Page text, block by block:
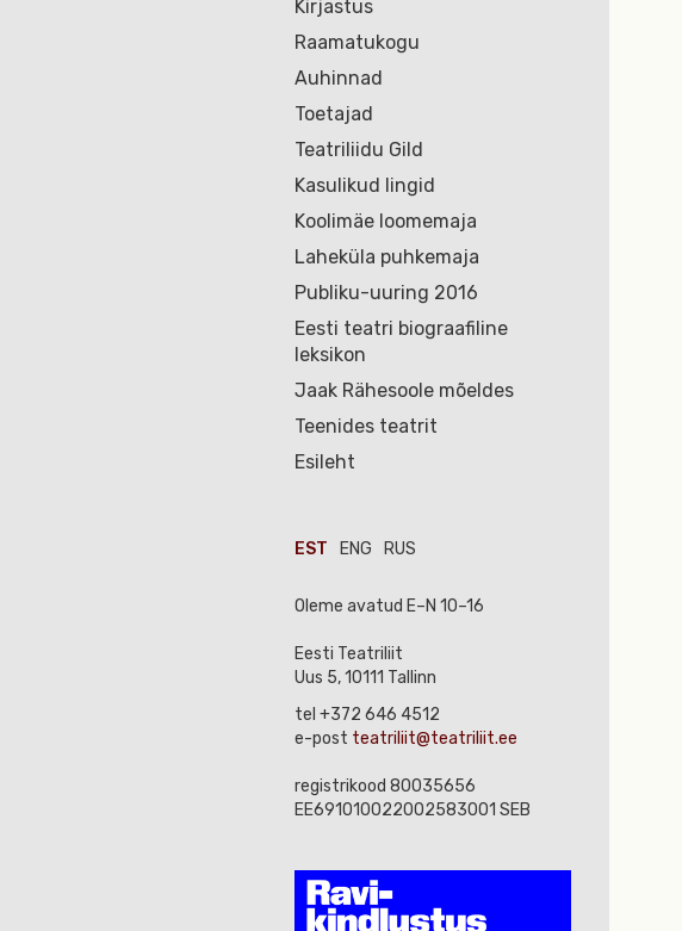
Kirjastus
Raamatukogu
Auhinnad
Toetajad
Teatriliidu Gild
Kasulikud lingid
Koolimäe loomemaja
Laheküla puhkemaja
Publiku-uuring 2016
Eesti teatri biograafiline
leksikon
Jaak Rähesoole mõeldes
Teenides teatrit
Esileht
EST ENG RUS
Oleme avatud E–N 10–16
Eesti Teatriliit
Uus 5, 10111 Tallinn
tel +372 646 4512
e-post teatriliit@teatriliit.ee
registrikood 80035656
EE691010022002583001 SEB